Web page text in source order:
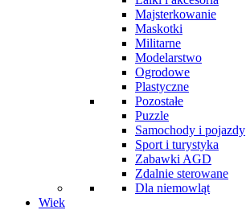
Majsterkowanie
Maskotki
Militarne
Modelarstwo
Ogrodowe
Plastyczne
Pozostałe
Puzzle
Samochody i pojazdy
Sport i turystyka
Zabawki AGD
Zdalnie sterowane
Dla niemowląt
Wiek